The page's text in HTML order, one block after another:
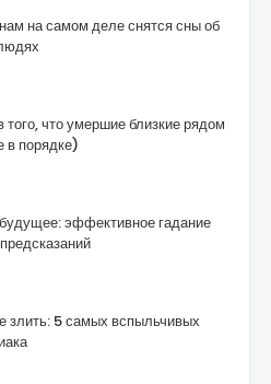
на самом деле снятся сны об
того, что умершие близкие рядом
в порядке)
эффективное гадание
злить: 5 самых вспыльчивых